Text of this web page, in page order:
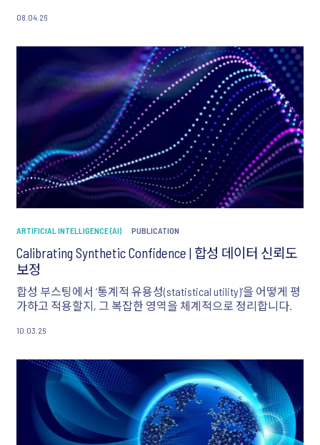
08.04.26
ARTIFICIAL INTELLIGENCE (AI) PUBLICATION
Calibrating Synthetic Confidence | 합성 데이터 신뢰도
보정
합성 부스팅에서 ‘통계적 유용성(statistical utility)’을 어떻게 평
가하고 적용할지, 그 복잡한 영역을 체계적으로 정리합니다.
10.03.26